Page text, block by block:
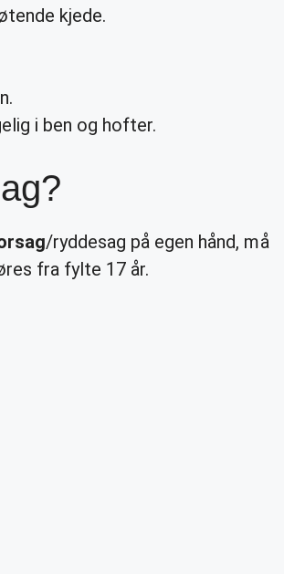
kjede.
i ben og hofter.
/ryddesag på egen hånd, må
fra fylte 17 år.